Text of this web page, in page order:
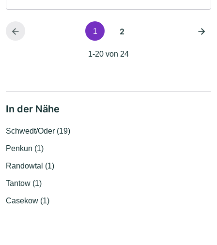
1 2
1-20 von 24
In der Nähe
Schwedt/Oder (19)
Penkun (1)
Randowtal (1)
Tantow (1)
Casekow (1)